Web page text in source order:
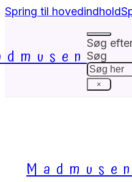
Spring til hovedindhold
Søg
Søg
×